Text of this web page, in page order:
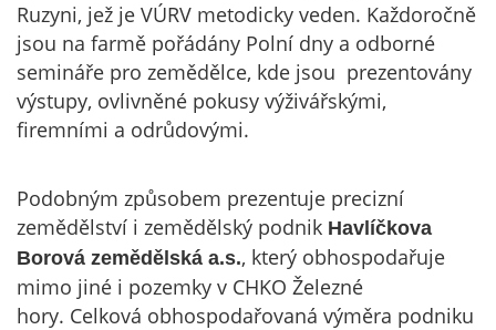
Ruzyni, jež je VÚRV metodicky veden. Každoročně
jsou na farmě pořádány Polní dny a odborné
semináře pro zemědělce, kde jsou prezentovány
výstupy, ovlivněné pokusy výživářskými,
firemními a odrůdovými.
Podobným způsobem prezentuje precizní
zemědělství i zemědělský podnik Havlíčkova
Borová zemědělská a.s., který obhospodařuje
mimo jiné i pozemky v CHKO Železné
hory. Celková obhospodařovaná výměra podniku